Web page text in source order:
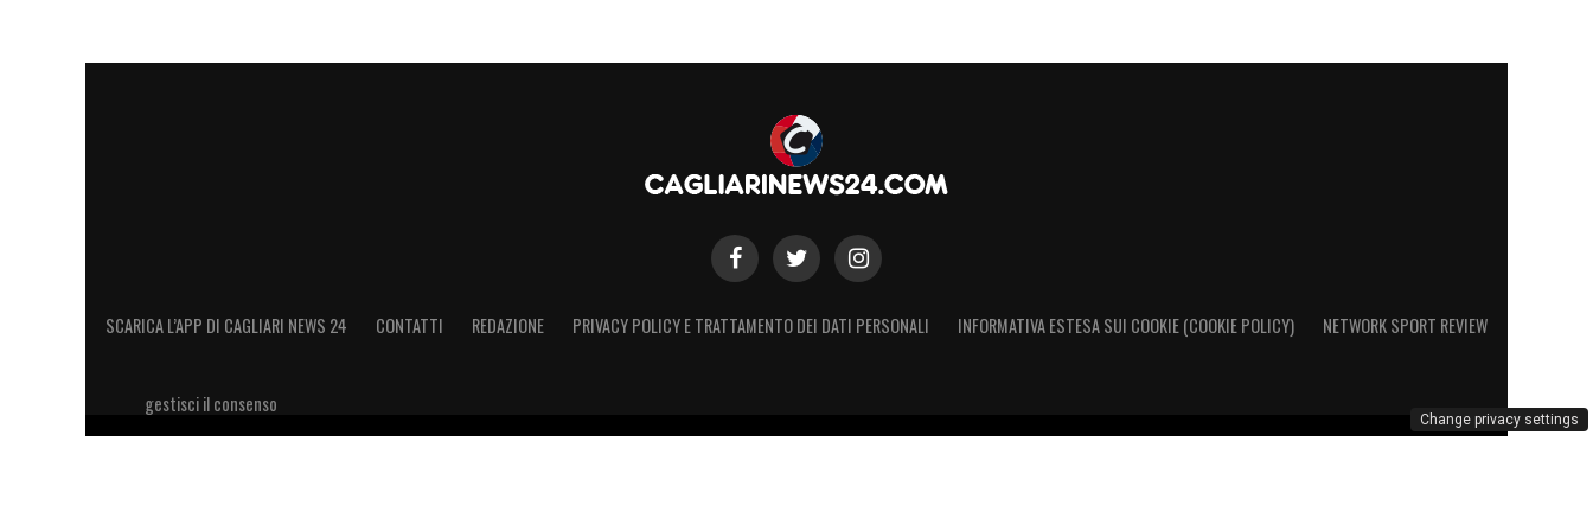
SCARICA L’APP DI CAGLIARI NEWS 24 CONTATTI REDAZIONE PRIVACY POLICY E TRATTAMENTO DEI DATI PERSONALI INFORMATIVA ESTESA SUI COOKIE (COOKIE POLICY) NETWORK SPORT REVIEW
gestisci il consenso
Change privacy settings